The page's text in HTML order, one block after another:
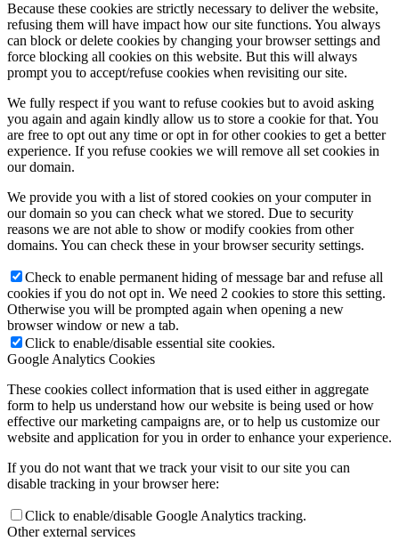
Because these cookies are strictly necessary to deliver the website,
refusing them will have impact how our site functions. You always
can block or delete cookies by changing your browser settings and
force blocking all cookies on this website. But this will always
prompt you to accept/refuse cookies when revisiting our site.
We fully respect if you want to refuse cookies but to avoid asking
you again and again kindly allow us to store a cookie for that. You
are free to opt out any time or opt in for other cookies to get a better
experience. If you refuse cookies we will remove all set cookies in
our domain.
We provide you with a list of stored cookies on your computer in
our domain so you can check what we stored. Due to security
reasons we are not able to show or modify cookies from other
domains. You can check these in your browser security settings.
Check to enable permanent hiding of message bar and refuse all
cookies if you do not opt in. We need 2 cookies to store this setting.
Otherwise you will be prompted again when opening a new
browser window or new a tab.
Click to enable/disable essential site cookies.
Google Analytics Cookies
These cookies collect information that is used either in aggregate
form to help us understand how our website is being used or how
effective our marketing campaigns are, or to help us customize our
website and application for you in order to enhance your experience.
If you do not want that we track your visit to our site you can
disable tracking in your browser here:
Click to enable/disable Google Analytics tracking.
Other external services